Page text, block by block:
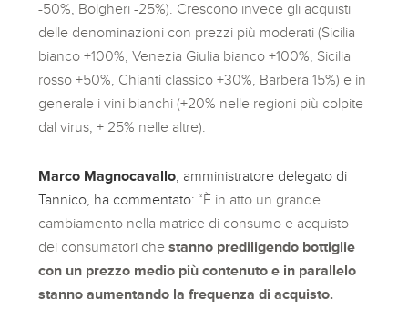
-50%, Bolgheri -25%). Crescono invece gli acquisti
delle denominazioni con prezzi più moderati (Sicilia
bianco +100%, Venezia Giulia bianco +100%, Sicilia
rosso +50%, Chianti classico +30%, Barbera 15%) e in
generale i vini bianchi (+20% nelle regioni più colpite
dal virus, + 25% nelle altre).
Marco Magnocavallo , amministratore delegato di
Tannico, ha commentato: “È in atto un grande
cambiamento nella matrice di consumo e acquisto
dei consumatori chestanno prediligendo bottiglie
con un prezzo medio più contenuto e in parallelo
stanno aumentando la frequenza di acquisto.